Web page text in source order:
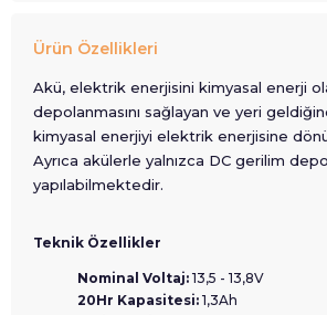
Ürün Özellikleri
Akü, elektrik enerjisini kimyasal enerji
depolanmasını sağlayan ve yeri
kimyasal enerjiyi elektrik enerjisine
Ayrıca akülerle yalnızca DC gerilim
yapılabilmektedir.
Teknik Özellikler
Nominal Voltaj: 13,5 - 13,8V
20Hr Kapasitesi: 1,3Ah